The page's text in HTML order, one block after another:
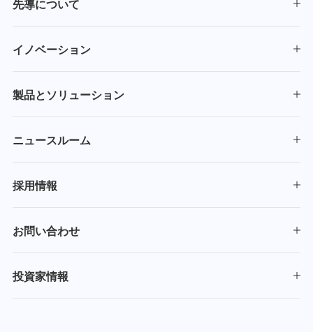
先導について
イノベーション
製品とソリューション
ニュースルーム
採用情報
お問い合わせ
投資家情報